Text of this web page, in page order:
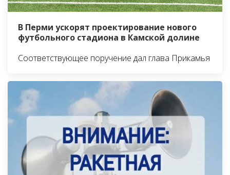
В Перми ускорят проектирование нового
футбольного стадиона в Камской долине
Соответствующее поручение дал глава Прикамья